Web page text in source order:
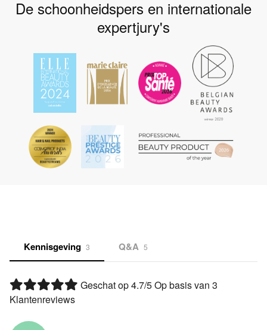
De schoonheidspers en internationale
expertjury's
Kennisgeving 3 Q&A 5
Geschat op4.7/5 Op basis van 3
Klantenreviews